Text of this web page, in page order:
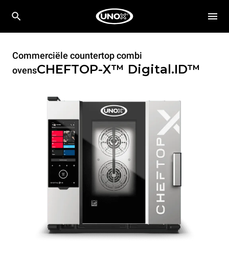
Commerciële countertop combi
ovensCHEFTOP-X™ Digital.ID™